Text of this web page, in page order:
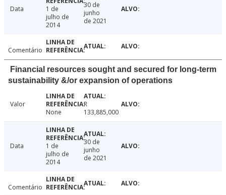
Data
1 de
julho de
2014
30 de
junho
de 2021
Comentário
Financial resources sought and secured for long-term
sustainability &/or expansion of operations
Valor
None
R
133,885,000
Data
1 de
julho de
2014
30 de
junho
de 2021
Comentário